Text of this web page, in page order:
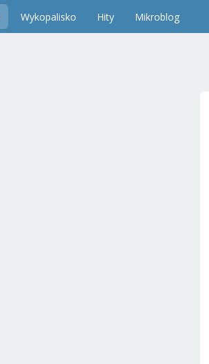
Wykopalisko Hity Mikroblog